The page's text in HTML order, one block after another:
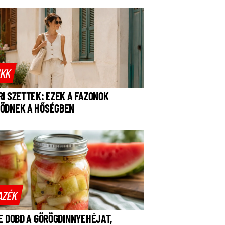
SZETTEK: EZEK A FAZONOK
A HŐSÉGBEN
DOBD A GÖRÖGDINNYEHÉJAT,